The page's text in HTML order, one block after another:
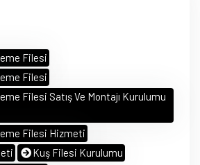
Filesi
Filesi
Filesi Satış Ve Montajı Kurulumu
Filesi Hizmeti
Kuş Filesi Kurulumu